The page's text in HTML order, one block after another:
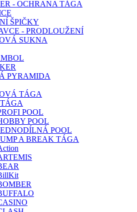
- OCHRANA TÁGA
ŠPIČKY
- PRODLOUŽENÍ
SUKNA
PYRAMIDA
TÁGA
POOL
POOL
POOL
A BREAK TÁGA